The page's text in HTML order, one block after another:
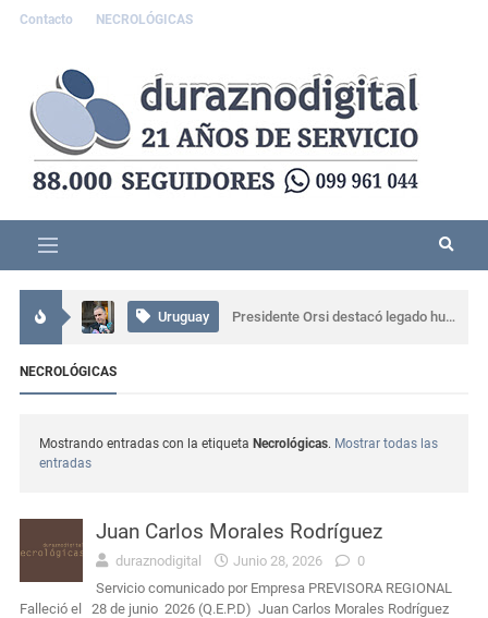
Contacto NECROLÓGICAS
Uruguay Presidente Orsi destacó legado humano y profesional de Gabriel Rossi
Interés General
Interés General Masculino condenado en Durazno por porte de arma de fuego en lugares públicos
NECROLÓGICAS
Mostrando entradas con la etiqueta Necrológicas. Mostrar todas las
entradas
Juan Carlos Morales Rodríguez
duraznodigital Junio 28, 2026
0
Servicio comunicado por Empresa PREVISORA REGIONAL
Falleció el 28 de junio 2026 (Q.E.P.D) Juan Carlos Morales Rodríguez